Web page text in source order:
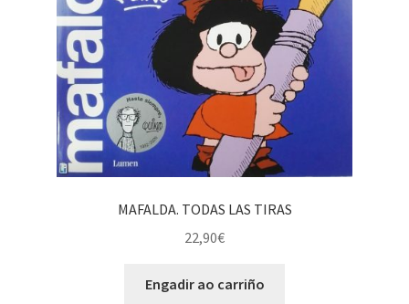
MAFALDA. TODAS LAS TIRAS
22,90€
Engadir ao carriño